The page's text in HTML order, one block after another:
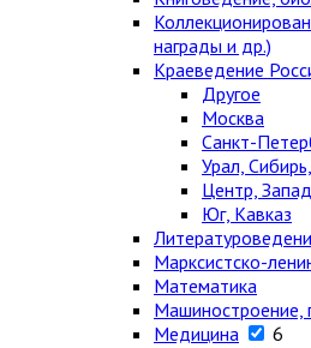
награды и др.)
Краеведение
Другое
Москва
Санкт-
Урал,
Центр,
Юг, Кавказ
Марксистско-
Математика
Машиностроение,
Медицина
6